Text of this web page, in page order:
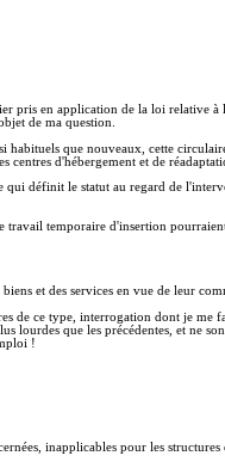
pris en application de la loi
de ma question.
que nouveaux, cette
d'hébergement et de
définit le statut au regard de
travail temporaire d'insertion
et des services en vue de leur
de ce type, interrogation dont je
lourdes que les précédentes, et ne
!
inapplicables pour les